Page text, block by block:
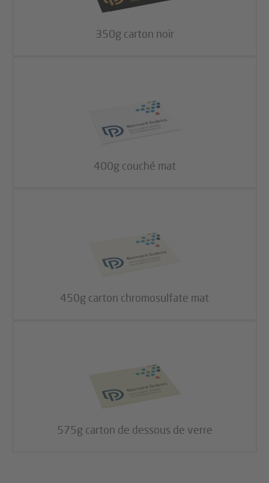
350g carton noir
400g couché mat
450g carton chromosulfate mat
575g carton de dessous de verre